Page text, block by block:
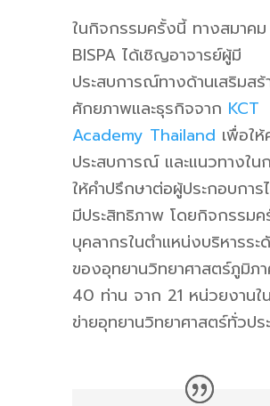
ในกิจกรรมครั้งนี้ ทางสมาค
BISPA ได้เชิญอาจารย์ผู้มี
ประสบการณ์ทางด้านเสริมสร้
ศักยภาพและธุรกิจจาก KCT
Academy Thailand เพื่อใ
ประสบการณ์ และแนวทางใน
ให้คำปรึกษาต่อผู้ประกอบการ
มีประสิทธิภาพ โดยกิจกรรม
บุคลากรในตำแหน่งบริหารระ
ของอุทยานวิทยาศาสตร์ภูมิภ
40 ท่าน จาก 21 หน่วยงานใ
ข่ายอุทยานวิทยาศาสตร์ทั่วปร